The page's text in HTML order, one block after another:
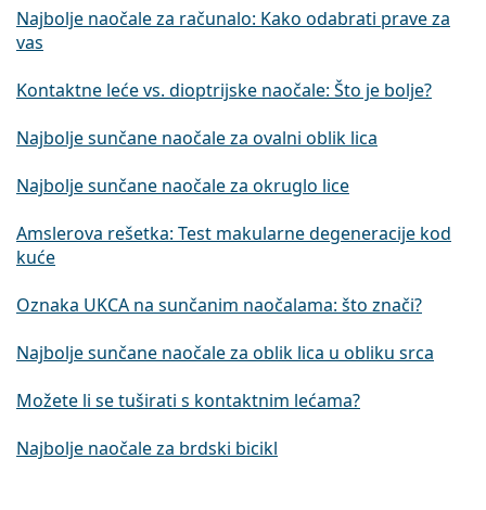
Najbolje naočale za računalo: Kako odabrati prave za
vas
Kontaktne leće vs. dioptrijske naočale: Što je bolje?
Najbolje sunčane naočale za ovalni oblik lica
Najbolje sunčane naočale za okruglo lice
Amslerova rešetka: Test makularne degeneracije kod
kuće
Oznaka UKCA na sunčanim naočalama: što znači?
Najbolje sunčane naočale za oblik lica u obliku srca
Možete li se tuširati s kontaktnim lećama?
Najbolje naočale za brdski bicikl